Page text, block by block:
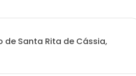
de Santa Rita de Cássia,